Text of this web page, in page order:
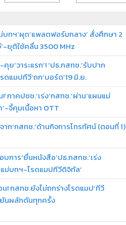
บทฯ’ผุด‘แพลตฟอร์มกลาง’ สั่งศึกษา 2
ยุติใช้คลื่น 3500 MHz
ย‘วาระแรก’! ‘ปธ.กสทช.’รับปาก
แมปทีวี’ถก‘บอร์ด’19 มิ.ย.
ภาคปชช.’เร่ง‘กสทช.’ผ่าน‘แผนแม่
จี้คุมเนื้อหา OTT
ก‘กสทช.’ด้านกิจการโทรทัศน์ (ตอนที่ 1)
การ’ยื่นหนังสือ‘ปธ.กสทช.’เร่ง
ม่บทฯ-โรดแมปทีวีดิจิทัล’
น! กสทช.ยังไม่ถกร่างโรดแมป‘ทีวี
ยันผลักดันทุกครั้ง